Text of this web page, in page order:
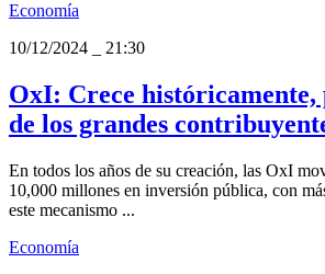
Economía
10/12/2024
21:30
OxI: Crece históricamente,
de los grandes
En todos los años de su creación, las OxI
10,000 millones en inversión pública, con
este mecanismo ...
Economía